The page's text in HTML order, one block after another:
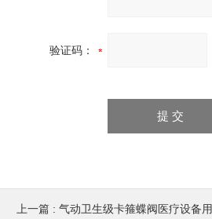
验证码：
上一篇 : 气动卫生级卡箍蝶阀医疗设备用